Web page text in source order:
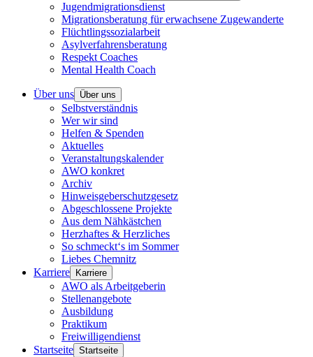
Jugendmigrationsdienst
Migrationsberatung für erwachsene Zugewanderte
Flüchtlingssozialarbeit
Asylverfahrensberatung
Respekt Coaches
Mental Health Coach
Über uns Über uns
Selbstverständnis
Wer wir sind
Helfen & Spenden
Aktuelles
Veranstaltungskalender
AWO konkret
Archiv
Hinweisgeberschutzgesetz
Abgeschlossene Projekte
Aus dem Nähkästchen
Herzhaftes & Herzliches
So schmeckt‘s im Sommer
Liebes Chemnitz
Karriere
Karriere
AWO als Arbeitgeberin
Stellenangebote
Ausbildung
Praktikum
Freiwilligendienst
Startseite Startseite